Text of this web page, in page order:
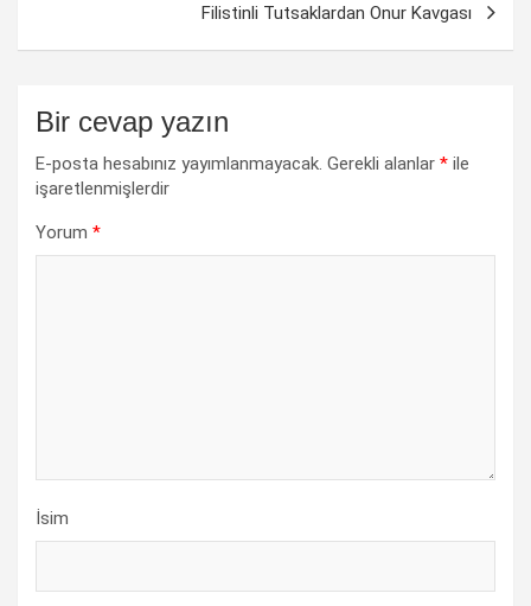
Filistinli Tutsaklardan Onur Kavgası
Bir cevap yazın
E-posta hesabınız yayımlanmayacak. Gerekli alanlar * ile
işaretlenmişlerdir
Yorum *
İsim